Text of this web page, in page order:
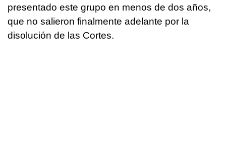
presentado este grupo en menos de dos años,
que no salieron finalmente adelante por la
disolución de las Cortes.